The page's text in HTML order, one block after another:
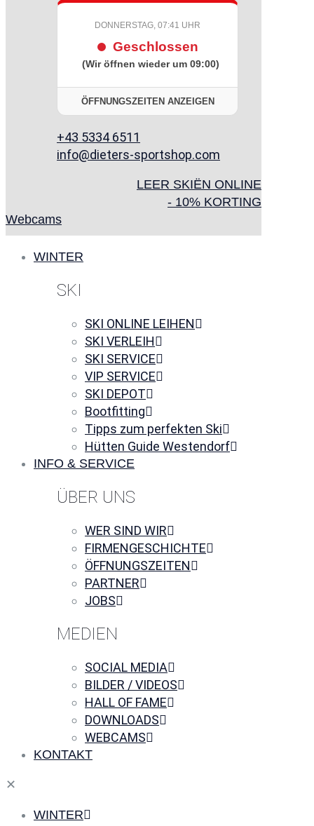
DONNERSTAG, 07:41 UHR
Geschlossen
(Wir öffnen wieder um 09:00)
ÖFFNUNGSZEITEN ANZEIGEN
+43 5334 6511
info@dieters-sportshop.com
LEER SKIËN ONLINE
- 10% KORTING
Webcams
WINTER
SKI
SKI ONLINE LEIHEN
SKI VERLEIH
SKI SERVICE
VIP SERVICE
SKI DEPOT
Bootfitting
Tipps zum perfekten Ski
Hütten Guide Westendorf
INFO & SERVICE
ÜBER UNS
WER SIND WIR
FIRMENGESCHICHTE
ÖFFNUNGSZEITEN
PARTNER
JOBS
MEDIEN
SOCIAL MEDIA
BILDER / VIDEOS
HALL OF FAME
DOWNLOADS
WEBCAMS
KONTAKT
✕
WINTER